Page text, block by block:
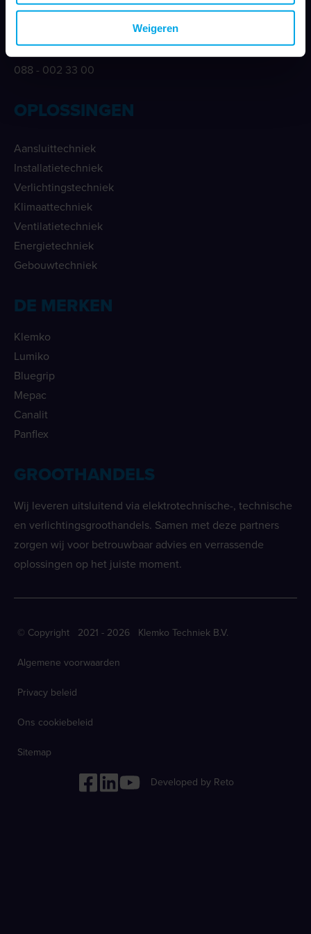
Weigeren
info@klemko.nl
Telefoonnummer
088 - 002 33 00
OPLOSSINGEN
Aansluittechniek
Installatietechniek
Verlichtingstechniek
Klimaattechniek
Ventilatietechniek
Energietechniek
Gebouwtechniek
DE MERKEN
Klemko
Lumiko
Bluegrip
Mepac
Canalit
Panflex
GROOTHANDELS
Wij leveren uitsluitend via elektrotechnische-, technische
en verlichtingsgroothandels. Samen met deze partners
zorgen wij voor betrouwbaar advies en verrassende
oplossingen op het juiste moment.
© Copyright 2021 - 2026 Klemko Techniek B.V.
Algemene voorwaarden
Privacy beleid
Ons cookiebeleid
Sitemap
Developed by Reto